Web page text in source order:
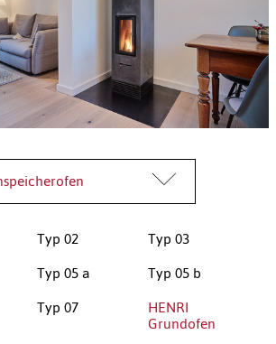
Typ 02
Typ 03
Typ 05 a
Typ 05 b
Typ 07 HENRI
Grundofen